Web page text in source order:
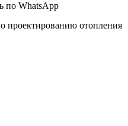
по WhatsApp
проектированию отопления